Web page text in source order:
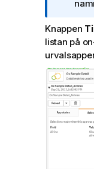
n
o
m
i
n
f
o
r
m
Knappen
listan på